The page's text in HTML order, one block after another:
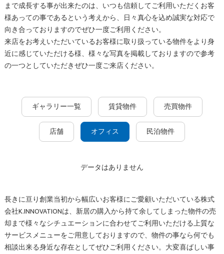
まで成長する事が出来たのは、いつも信頼してご利用いただくお客
様あっての事であるという考えから、日々真心を込め誠実な対応で
向き合っておりますのでぜひ一度ご利用ください。
来店をお考えいただいているお客様に取り扱っている物件をより身
近に感じていただける様、様々な写真を掲載しておりますので参考
の一つとしていただきぜひ一度ご来店ください。
ギャラリー一覧 賃貸物件 売買物件
店舗 オフィス 民泊物件
データはありません
長きに亘り創業当初から幅広いお客様にご愛顧いただいている株式
会社K.INNOVATIONは、新居の購入から持て余してしまった物件の売
却まで様々なシチュエーションに合わせてご利用いただける上質な
サービスメニューをご用意しておりますので、物件の事なら何でも
相談出来る身近な存在としてぜひご利用ください。大変喜ばしい事